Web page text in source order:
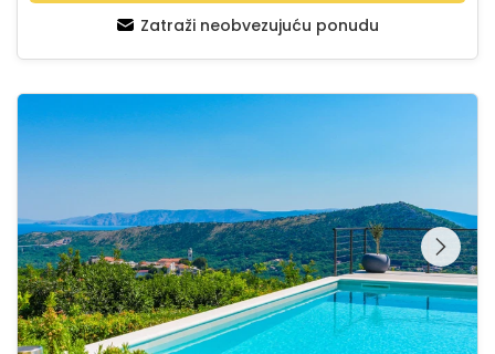
Zatraži neobvezujuću ponudu
Villa stanzia natura Neve -Novi vinodolski,Bribir
Pregledajte cijelu
galeriju na